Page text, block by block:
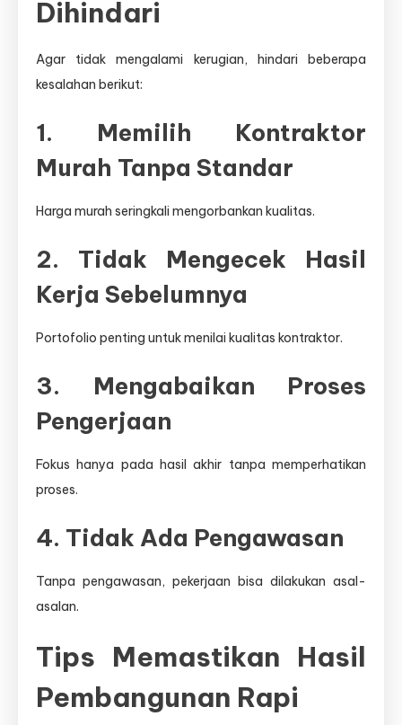
Dihindari
Agar tidak mengalami kerugian, hindari beberapa
kesalahan berikut:
1. Memilih Kontraktor
Murah Tanpa Standar
Harga murah seringkali mengorbankan kualitas.
2. Tidak Mengecek Hasil
Kerja Sebelumnya
Portofolio penting untuk menilai kualitas kontraktor.
3. Mengabaikan Proses
Pengerjaan
Fokus hanya pada hasil akhir tanpa memperhatikan
proses.
4. Tidak Ada Pengawasan
Tanpa pengawasan, pekerjaan bisa dilakukan asal-
asalan.
Tips Memastikan Hasil
Pembangunan Rapi